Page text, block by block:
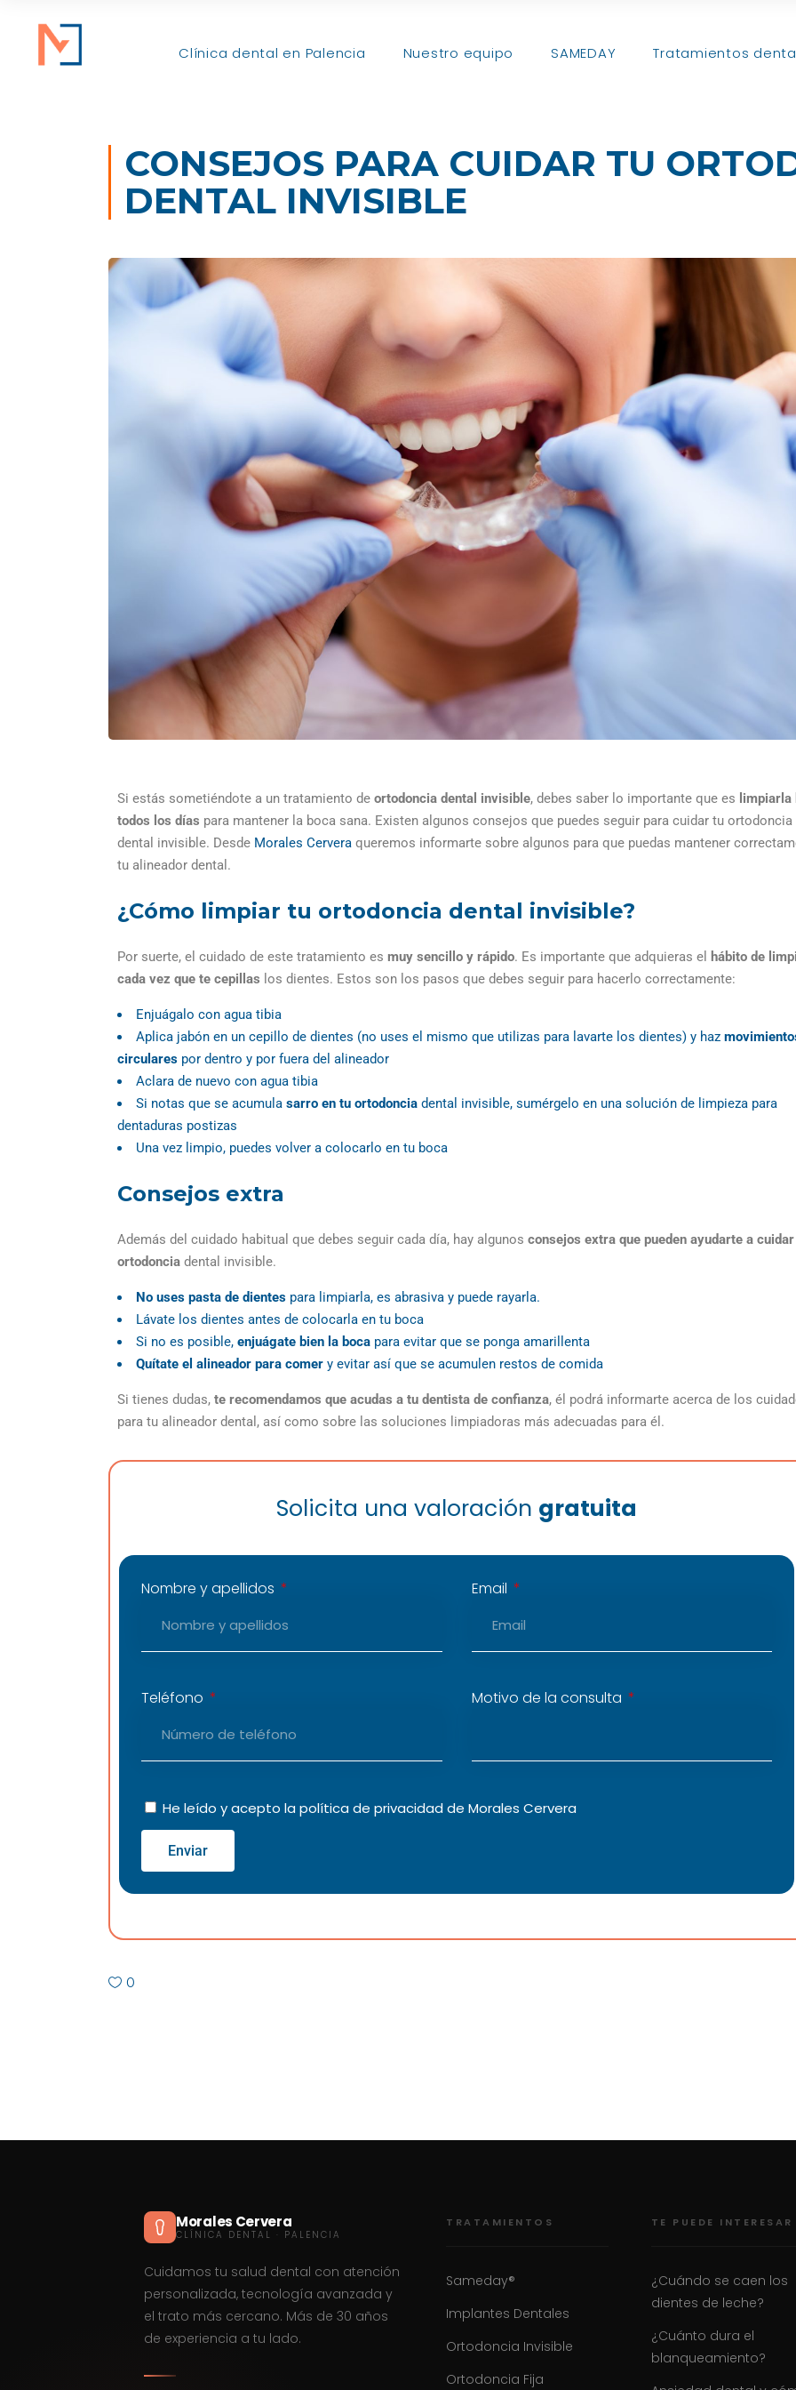
Clínica dental en Palencia Nuestro equipo SAMEDAY Tratamientos
CONSEJOS PARA CUIDAR TU
DENTAL INVISIBLE
Si estás sometiéndote a un tratamiento de ortodoncia dental invisible, debes saber lo importante que es limpiarla
todos los días para mantener la boca sana. Existen algunos consejos que puedes seguir para cuidar tu ortodoncia
dental invisible. Desde Morales Cervera queremos informarte sobre algunos para que puedas mantener
tu alineador dental.
¿Cómo limpiar tu ortodoncia dental invisible?
Por suerte, el cuidado de este tratamiento es muy sencillo y rápido. Es importante que adquieras el
hábito de
cada vez que te cepillas los dientes. Estos son los pasos que debes seguir para hacerlo correctamente:
Enjuágalo con agua tibia
Aplica jabón en un cepillo de dientes (no uses el mismo que utilizas para lavarte los dientes) y haz
circulares por dentro y por fuera del alineador
Aclara de nuevo con agua tibia
Si notas que se acumula sarro en tu ortodoncia dental invisible, sumérgelo en una solución de limpieza para
dentaduras postizas
Una vez limpio, puedes volver a colocarlo en tu boca
Consejos extra
Además del cuidado habitual que debes seguir cada día, hay algunos consejos extra que pueden ayudarte a
ortodoncia dental invisible.
No uses pasta de dientes para limpiarla, es abrasiva y puede rayarla.
Lávate los dientes antes de colocarla en tu boca
Si no es posible, enjuágate bien la boca para evitar que se ponga amarillenta
Quítate el alineador para comer y evitar así que se acumulen restos de comida
Si tienes dudas, te recomendamos que acudas a tu dentista de confianza, él podrá informarte acerca de los
para tu alineador dental, así como sobre las soluciones limpiadoras más adecuadas para él.
Solicita una valoración gratuita
Nombre y apellidos Email
Teléfono Motivo de la consulta
He leído y acepto lapolítica de privacidadde Morales Cervera
Enviar
0
Morales Cervera
CLÍNICA DENTAL · PALENCIA
Cuidamos tu salud dental con atención
personalizada, tecnología avanzada y
el trato más cercano. Más de 30 años
de experiencia a tu lado.
TRATAMIENTOS
Sameday®
Implantes Dentales
Ortodoncia Invisible
Ortodoncia Fija
TE PUEDE INTERESAR
¿Cuándo se caen los
dientes de leche?
¿Cuánto dura el
blanqueamiento?